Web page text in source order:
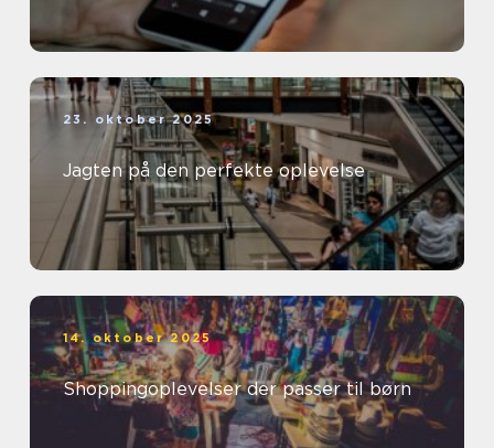
23. oktober 2025
Jagten på den perfekte oplevelse
14. oktober 2025
Shoppingoplevelser der passer til børn